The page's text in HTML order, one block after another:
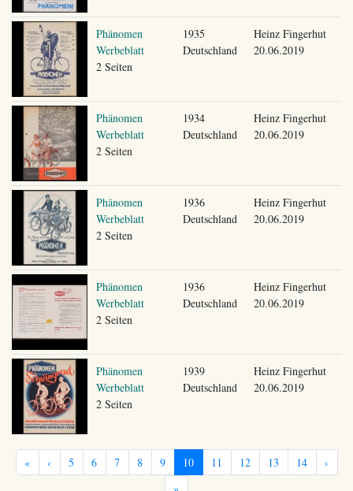
Phänomen
Werbeblatt
2 Seiten
1935
Deutschland
Heinz Fingerhut
20.06.2019
Phänomen
Werbeblatt
2 Seiten
1934
Deutschland
Heinz Fingerhut
20.06.2019
Phänomen
Werbeblatt
2 Seiten
1936
Deutschland
Heinz Fingerhut
20.06.2019
Phänomen
Werbeblatt
2 Seiten
1936
Deutschland
Heinz Fingerhut
20.06.2019
Phänomen
Werbeblatt
2 Seiten
1939
Deutschland
Heinz Fingerhut
20.06.2019
« ‹ 5 6 7 8 9 10 11 12 13 14
›
»